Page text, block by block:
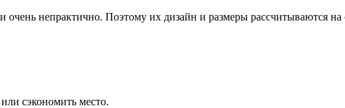
непрактично. Поэтому их дизайн и размеры рассчитываются на
сэкономить место.